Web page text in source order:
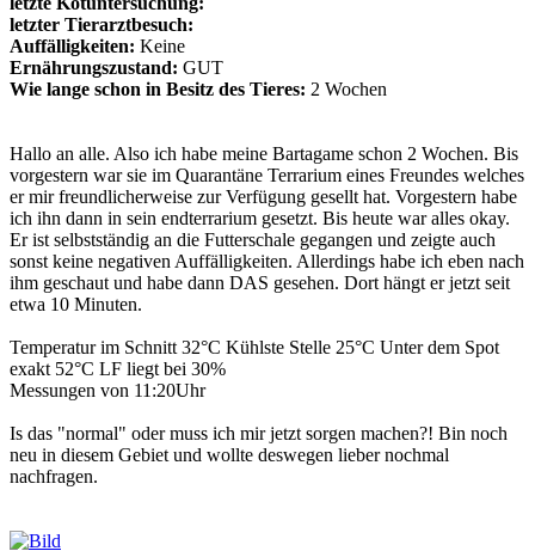
letzter Tierarztbesuch:
Auffälligkeiten: Keine
Ernährungszustand: GUT
Wie lange schon in Besitz des Tieres: 2 Wochen
Hallo an alle. Also ich habe meine Bartagame schon 2 Wochen. Bis
vorgestern war sie im Quarantäne Terrarium eines Freundes welches
er mir freundlicherweise zur Verfügung gesellt hat. Vorgestern habe
ich ihn dann in sein endterrarium gesetzt. Bis heute war alles okay.
Er ist selbstständig an die Futterschale gegangen und zeigte auch
sonst keine negativen Auffälligkeiten. Allerdings habe ich eben nach
ihm geschaut und habe dann DAS gesehen. Dort hängt er jetzt seit
etwa 10 Minuten.
Temperatur im Schnitt 32°C Kühlste Stelle 25°C Unter dem Spot
exakt 52°C LF liegt bei 30%
Messungen von 11:20Uhr
Is das "normal" oder muss ich mir jetzt sorgen machen?! Bin noch
neu in diesem Gebiet und wollte deswegen lieber nochmal
nachfragen.